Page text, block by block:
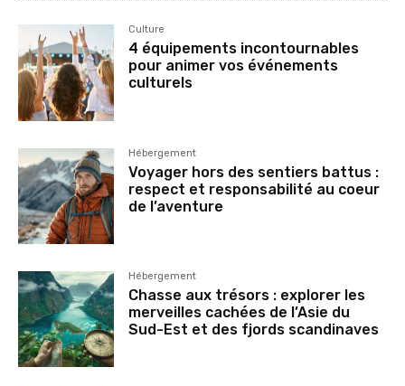
Culture
4 équipements incontournables
pour animer vos événements
culturels
Hébergement
Voyager hors des sentiers battus :
respect et responsabilité au coeur
de l’aventure
Hébergement
Chasse aux trésors : explorer les
merveilles cachées de l’Asie du
Sud-Est et des fjords scandinaves